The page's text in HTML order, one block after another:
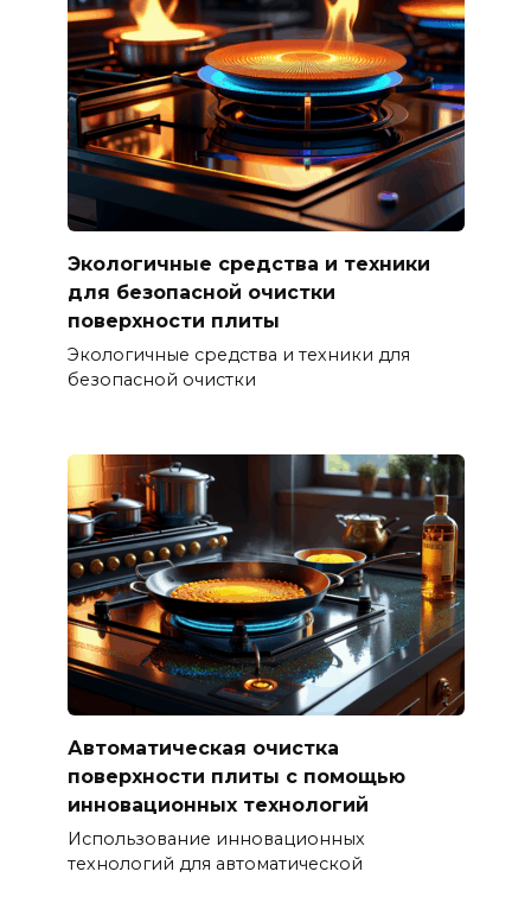
Экологичные средства и техники
для безопасной очистки
поверхности плиты
Экологичные средства и техники для
безопасной очистки
Автоматическая очистка
поверхности плиты с помощью
инновационных технологий
Использование инновационных
технологий для автоматической